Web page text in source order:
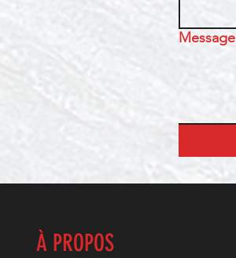
Message
À PROPOS